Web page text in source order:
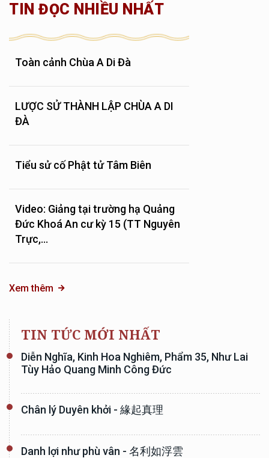
TIN ĐỌC NHIỀU NHẤT
Toàn cảnh Chùa A Di Đà
LƯỢC SỬ THÀNH LẬP CHÙA A DI
ĐÀ
Tiểu sử cố Phật tử Tâm Biên
Video: Giảng tại trường hạ Quảng
Đức Khoá An cư kỳ 15 (TT Nguyên
Trực,...
Xem thêm
TIN TỨC MỚI NHẤT
Diễn Nghĩa, Kinh Hoa Nghiêm, Phẩm 35, Như Lai
Tùy Hảo Quang Minh Công Đức
Chân lý Duyên khởi - 緣起真理
Danh lợi như phù vân - 名利如浮雲